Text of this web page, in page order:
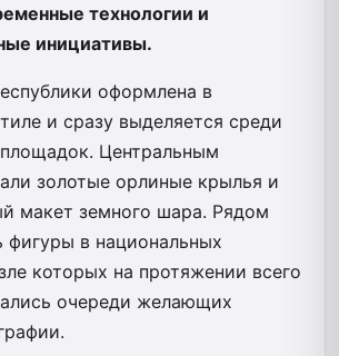
технологии и
инициативы.
оформлена в
и сразу выделяется среди
Центральным
золотые орлиные крылья и
макет земного шара. Рядом
фигуры в национальных
которых на протяжении всего
очереди желающих